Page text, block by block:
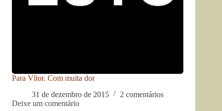
Para Vítor. Com muita dor
31 de dezembro de 2015
2 comentários
Deixe um comentário